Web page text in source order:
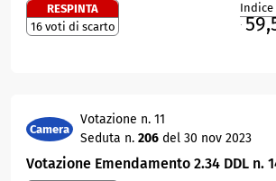
RESPINTA
16 voti di scarto
Indice
Camera
Votazione n. 11
Seduta n. 206 del 30 nov 2023
Votazione Emendamento 2.34 DDL n.